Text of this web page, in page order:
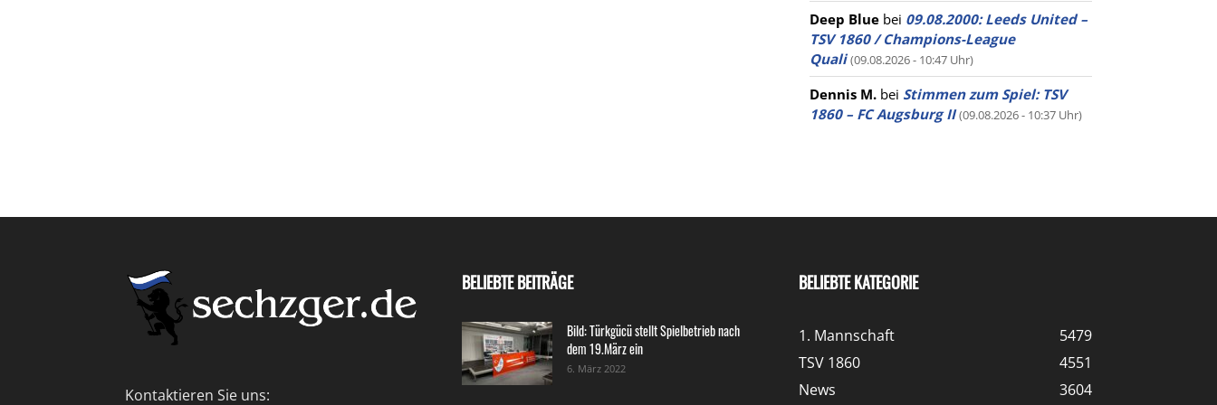
Deep Blue bei 09.08.2000: Leeds United –
TSV 1860 / Champions-League
Quali (09.08.2026 - 10:47 Uhr)
Dennis M. bei Stimmen zum Spiel: TSV
1860 – FC Augsburg II (09.08.2026 - 10:37 Uhr)
Kontaktieren Sie uns:
BELIEBTE BEITRÄGE
Bild: Türkgücü stellt Spielbetrieb nach
dem 19.März ein
6. März 2022
BELIEBTE KATEGORIE
1. Mannschaft
5479
TSV 1860
4551
News
3604